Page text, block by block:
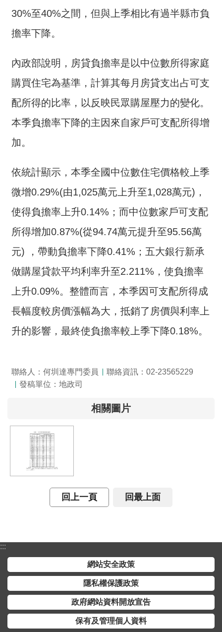
首
站
覽
民
意
箱
雙
詞
常
問
報
RSS
網
私
府
站
資
30%至40%之間，但與上季相比有過半縣市負
擔率下降。
內政部說明，房貸負擔率是以中位數所得家庭
購買住宅為基準，計算其每月房貸支出占可支
配所得的比率，以反映民眾購屋壓力的變化。
本季負擔率下降的主因來自家戶可支配所得增
加。
依統計顯示，本季全國中位數住宅價格較上季
微增0.29%(由1,025萬元上升至1,028萬元)，
使得負擔率上升0.14%；而中位數家戶可支配
所得增加0.87%(從94.74萬元提升至95.56萬
元) ，帶動負擔率下降0.41%；五大銀行新承
做購屋貸款平均利率升至2.211%，使負擔率
上升0.09%。整體而言，本季因可支配所得成
長幅度較房價漲幅為大，抵銷了房價與利率上
升的影響，最終使負擔率較上季下降0.18%。
聯絡人：何圳達專門委員
聯絡資訊：02-23565229
發稿單位：地政司
相關圖片
回上一頁 回最上面
:::
網站安全政策
隱私權保護政策
政府網站資料開放宣告
保有及管理個人資料